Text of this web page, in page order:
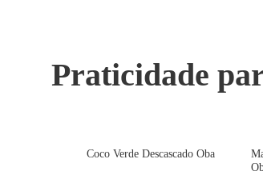
Praticidade
Coco Verde Descascado Oba